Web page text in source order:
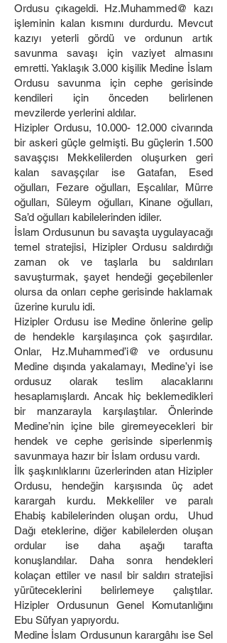
Ordusu çıkageldi. Hz.Muhammed@ kazı
işleminin kalan kısmını durdurdu. Mevcut
kazıyı yeterli gördü ve ordunun artık
savunma savaşı için vaziyet almasını
emretti. Yaklaşık 3.000 kişilik Medine İslam
Ordusu savunma için cephe gerisinde
kendileri için önceden belirlenen
mevzilerde yerlerini aldılar.
Hizipler Ordusu, 10.000- 12.000civarında
bir askeri güçle gelmişti. Bu güçlerin 1.500
savaşçısı Mekkelilerden oluşurken geri
kalan savaşçılar ise Gatafan, Esed
oğulları, Fezare oğulları, Eşcalılar, Mürre
oğulları, Süleym oğulları, Kinane oğulları,
Sa’d oğulları kabilelerinden idiler.
İslam Ordusunun bu savaşta uygulayacağı
temel stratejisi, Hizipler Ordusu saldırdığı
zaman ok ve taşlarla bu saldırıları
savuşturmak, şayet hendeği geçebilenler
olursa da onları cephe gerisinde haklamak
üzerine kurulu idi.
Hizipler Ordusu ise Medine önlerine gelip
de hendekle karşılaşınca çok şaşırdılar.
Onlar, Hz.Muhammed’i@ ve ordusunu
Medine dışında yakalamayı, Medine’yi ise
ordusuz olarak teslim alacaklarını
hesaplamışlardı. Ancak hiç beklemedikleri
bir manzarayla karşılaştılar. Önlerinde
Medine’nin içine bile giremeyecekleri bir
hendek ve cephe gerisinde siperlenmiş
savunmaya hazır bir İslam ordusu vardı.
İlk şaşkınlıklarını üzerlerinden atan Hizipler
Ordusu, hendeğin karşısında üç adet
karargah kurdu. Mekkeliler ve paralı
Ehabiş kabilelerinden oluşan ordu, Uhud
Dağı eteklerine, diğer kabilelerden oluşan
ordular ise daha aşağı tarafta
konuşlandılar. Daha sonra hendekleri
kolaçan ettiler ve nasıl bir saldırı stratejisi
yürüteceklerini belirlemeye çalıştılar.
Hizipler Ordusunun Genel Komutanlığını
Ebu Süfyan yapıyordu.
Medine İslam Ordusunun karargâhı ise Sel